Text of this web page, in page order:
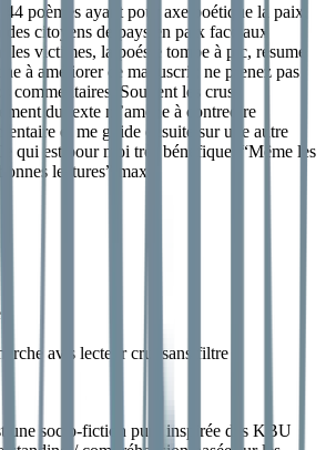
poèmes ayant pour axe poétique la paix,
citoyens de pays en paix face aux
les victimes, la poésie tombe à pic, résume
à améliorer ce manuscrit; ne prenez pas
commentaires. Souvent les crus
du texte m’amène à contredire
et me guide ensuite sur une autre
qui est pour moi très bénéfique. “Même les
lectures” max
avis lecteur cru, sans filtre
une socio-fiction pure inspirée des KBU